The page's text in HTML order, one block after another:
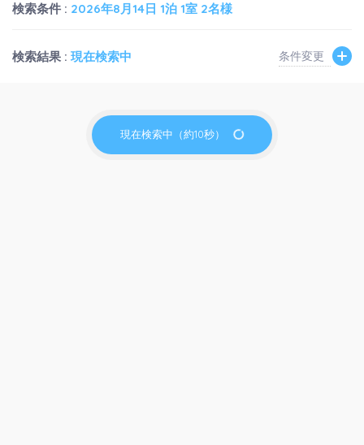
検索条件 : 2026年8月14日 1泊 1室 2名様
検索結果 : 現在検索中 条件変更
現在検索中（約10秒）